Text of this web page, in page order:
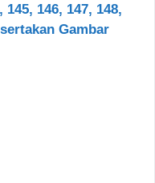
145, 146, 147, 148,
Gambar